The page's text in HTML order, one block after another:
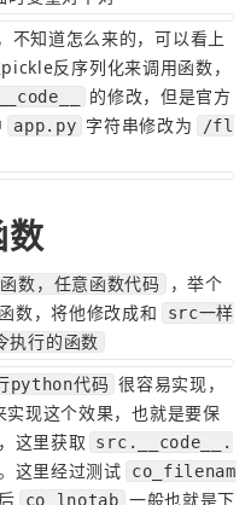
不知道怎么来的，可以看上
反序列化来调用函数，
的修改，但是官方
app.py 字符串修改为
/fl
数，任意函数代码
，举个
数，将他修改成和
src一样
执行的函数
python代码 很容易实现，
现这个效果，也就是要保
，这里获取
src.__code__.
这里经过测试
co_filenam
co_lnotab 一般也就是下